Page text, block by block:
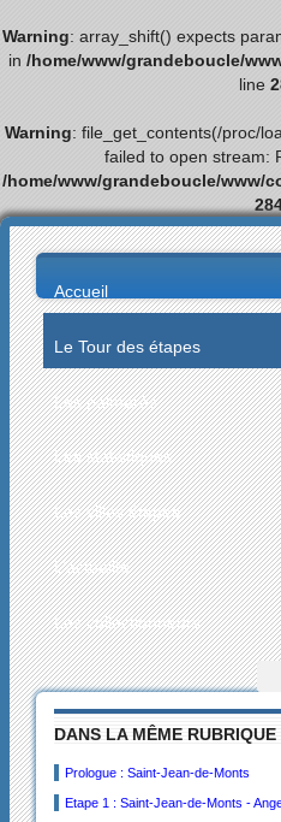
Warning: array_shift() expects
in /home/www/grandeboucle/
line
Warning: file_get_contents(/proc/
failed to open stream:
/home/www/grandeboucle/www/
Accueil
Le Tour des étapes
Les palmarès
Les statistiques
Les villes étapes
L’actualité
Les collectionneurs
DANS LA MÊME RUBRIQUE
Prologue : Saint-Jean-de-Monts
Etape 1 : Saint-Jean-de-Monts -